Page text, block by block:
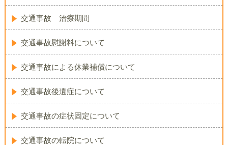
交通事故 治療期間
交通事故慰謝料について
交通事故による休業補償について
交通事故後遺症について
交通事故の症状固定について
交通事故の転院について